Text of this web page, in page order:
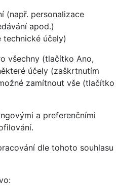
(např. personalizace
apod.)
technické účely)
všechny (tlačítko Ano,
účely (zaškrtnutím
zamítnout vše (tlačítko
a preferenčními
dle tohoto souhlasu